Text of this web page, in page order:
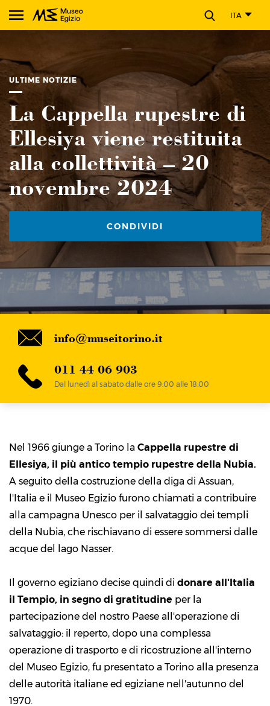
CHIUDI
Cerca nel sito del Museo Egizio
ITA
ULTIME NOTIZIE
La Cappella rupestre di
Ellesiya viene restituita
alla collettività – 20
novembre 2024
CONDIVIDI
info@museitorino.it
011 44 06 903
Dal lunedì al sabato dalle ore 9:00 alle 18:00
Nel 1966 giunge a Torino la Cappella rupestre di
Ellesiya, il più antico tempio rupestre della Nubia.
A seguito della costruzione della diga di Assuan,
l'Italia e il Museo Egizio furono chiamati a contribuire
alla campagna Unesco per il salvataggio dei templi
della Nubia, che rischiavano di essere sommersi dalle
acque del lago Nasser.
Il governo egiziano decise quindi di donare all'Italia
il Tempio, in segno di gratitudine per la
partecipazione del nostro Paese all'operazione di
salvataggio: il reperto, dopo una complessa
operazione di trasporto e di ricostruzione all'interno
del Museo Egizio, fu presentato a Torino alla presenza
delle autorità italiane ed egiziane nell'autunno del
1970.